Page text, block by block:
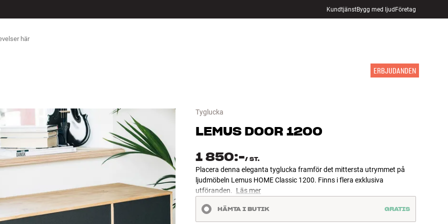
KundtjänstBygg med ljudFöretag
ERBJUDANDEN
Tyglucka
LEMUS DOOR 1200
1 850:-/ ST.
Placera denna eleganta tyglucka framför det mittersta utrymmet på
ljudmöbeln Lemus HOME Classic 1200. Finns i flera exklusiva
utföranden.
Läs mer
HÄMTA I BUTIK GRATIS